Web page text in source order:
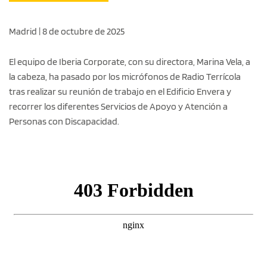
Madrid | 8 de octubre de 2025
El equipo de Iberia Corporate, con su directora, Marina Vela, a
la cabeza, ha pasado por los micrófonos de Radio Terrícola
tras realizar su reunión de trabajo en el Edificio Envera y
recorrer los diferentes Servicios de Apoyo y Atención a
Personas con Discapacidad.